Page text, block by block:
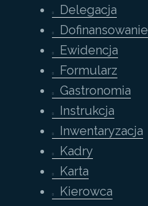
Delegacja
Dofinansowanie
Ewidencja
Formularz
Gastronomia
Instrukcja
Inwentaryzacja
Kadry
Karta
Kierowca